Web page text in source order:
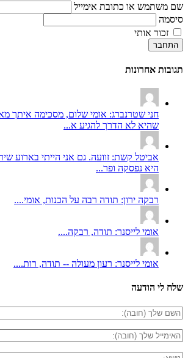
שם משתמש או כתובת אימייל
סיסמה
זכור אותי
התחבר
תגובות אחרונות
חני שטרנברג: אומי שלום, מסכימה איתך
שהיא לא הדרך להגיע א...
אביטל קשת: זוועה. גם אני הייתי בארוע
היא נפסקה ופר...
רבקה ירון: תודה רבה על הכנות, אומי....
אומי לייסנר: תודה, רבקה....
אומי לייסנר: רעון מעולה -- תודה, רות....
שלח לי הודעה